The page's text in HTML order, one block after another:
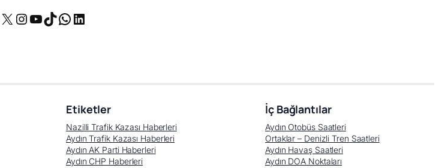
X Instagram
YouTube
TikTok
WhatsApp
LinkedIn
Etiketler
Nazilli Trafik Kazası Haberleri
Aydın Trafik Kazası Haberleri
Aydın AK Parti Haberleri
Aydın CHP Haberleri
İç Bağlantılar
Aydın Otobüs Saatleri
Ortaklar – Denizli Tren Saatleri
Aydın Havaş Saatleri
Aydın DOA Noktaları